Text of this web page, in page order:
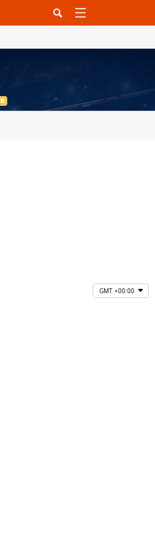
B
GMT +00:00